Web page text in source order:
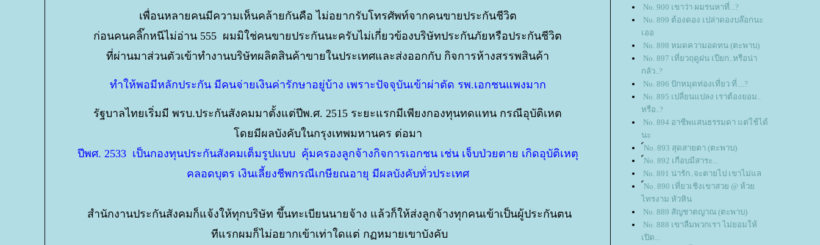
เพื่อนหลายคนมีความเห็นคล้ายกันคือ ไม่อยากรับโทรศัพท์จากคนขายประกันชีวิต
ก่อนคนคลิ๊กหนีไม่อ่าน 555 ผมมิใช่คนขายประกันนะครับไม่เกี่ยวข้องบริษัทประกันภัยหรือประกันชีวิต
ที่ผ่านมาส่วนตัวเข้าทำงานบริษัทผลิตสินค้าขายในประเทศและส่งออกกับ กิจการห้างสรรพสินค้า
ทำให้พอมีหลักประกัน มีคนจ่ายเงินค่ารักษาอยู่บ้าง เพราะปัจจุบันเข้าผ่าตัด รพ.เอกชนแพงมาก
รัฐบาลไทยเริ่มมี พรบ.ประกันสังคมมาตั้งแต่ปีพ.ศ. 2515 ระยะแรกมีเพียงกองทุนทดแทน กรณีอุบัติเหต
ดยมีผลบังคับในกรุงเทพมหานคร ต่อมา
ปีพศ. 2533 เป็นกองทุนประกันสังคมเต็มรูปแบบ คุ้มครองลูกจ้างกิจการเอกชน เช่น เจ็บป่วยตาย เกิดอุบัติเหตุ
คลอดบุตร เงินเลี้ยงชีพกรณีเกษียณอายุ มีผลบังคับทั่วประเทศ
สำนักงานประกันสังคมก็แจ้งให้ทุกบริษัท ขึ้นทะเบียนนายจ้าง แล้วก็ให้ส่งลูกจ้างทุกคนเข้าเป็นผู้ประกันตน
ทีแรกผมก็ไม่อยากเข้าเท่าใดแต่ กฏหมายเขาบังคับ
No. 900 เขาว่า ผมรนหาที่...?
No. 899 ต้องดอง เปล่าดองบล๊อกนะ
เออ
No. 898 หมดความอดทน (ตะพาบ)
No. 897 เที่ยวฤดูฝน เปียก..หรือน่า
กลัว..?
No. 896 ปักหมุดท่องเที่ยว ที่....?
No. 895 เปลี่ยนแปลง เราต้องยอม..
หรือ..?
No. 894 อาชีพแสนธรรมดา แต่ใช้ได้
นะ
์No. 893 สุดสายตา (ตะพาบ)
์No. 892 เกือบมีสาระ...
No. 891 น่ารัก..จะตายไป เขาไม่แล
์No. 890 เที่ยวเชิงเขาสวย @ ห้ว
ไทรงาม หัวหิน
No. 889 สัญชาตญาณ (ตะพาบ)
No. 888 เขาลืมพวกเรา ไม่ยอมให้
เปิด...